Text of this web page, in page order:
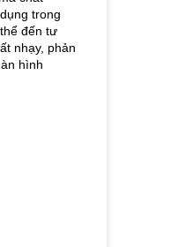
trong
đến tư
nhạy, phản
hình